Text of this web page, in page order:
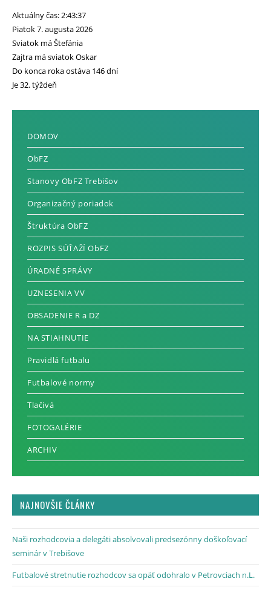
Aktuálny čas: 2:43:38
Piatok 7. augusta 2026
Sviatok má Štefánia
Zajtra má sviatok Oskar
Do konca roka ostáva 146 dní
Je 32. týždeň
DOMOV
ObFZ
Stanovy ObFZ Trebišov
Organizačný poriadok
Štruktúra ObFZ
ROZPIS SÚŤAŽÍ ObFZ
ÚRADNÉ SPRÁVY
UZNESENIA VV
OBSADENIE R a DZ
NA STIAHNUTIE
Pravidlá futbalu
Futbalové normy
Tlačivá
FOTOGALÉRIE
ARCHIV
NAJNOVŠIE ČLÁNKY
Naši rozhodcovia a delegáti absolvovali predsezónny doškoľovací
seminár v Trebišove
Futbalové stretnutie rozhodcov sa opäť odohralo v Petrovciach n.L.